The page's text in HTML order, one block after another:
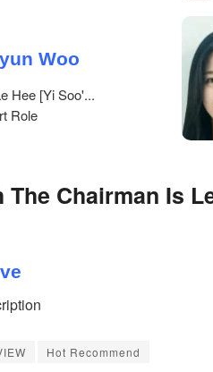
Woo
Hee [Yi Soo'...
Role
The Chairman Is
Hot Recommend